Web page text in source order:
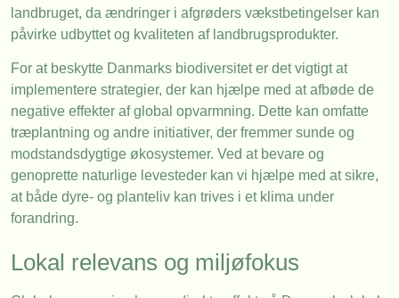
landbruget, da ændringer i afgrøders vækstbetingelser kan
påvirke udbyttet og kvaliteten af landbrugsprodukter.
For at beskytte Danmarks biodiversitet er det vigtigt at
implementere strategier, der kan hjælpe med at afbøde de
negative effekter af global opvarmning. Dette kan omfatte
træplantning og andre initiativer, der fremmer sunde og
modstandsdygtige økosystemer. Ved at bevare og
genoprette naturlige levesteder kan vi hjælpe med at sikre,
at både dyre- og planteliv kan trives i et klima under
forandring.
Lokal relevans og miljøfokus